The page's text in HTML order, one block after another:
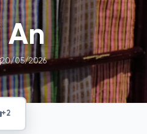
An
20/05/2026
+2